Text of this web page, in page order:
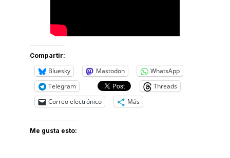
Compartir:
Bluesky Mastodon
WhatsApp
Telegram
Threads
Correo electrónico
Más
Me gusta esto: